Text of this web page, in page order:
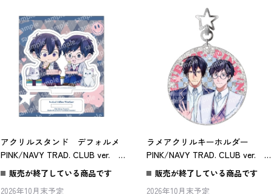
アクリルスタンド デフォルメ
PINK/NAVY TRAD. CLUB ver. 異
世界の沙汰は社畜次第
販売が終了している商品です
2026年10月末予定
ラメアクリルキーホルダー
PINK/NAVY TRAD. CLUB ver. 異
世界の沙汰は社畜次第
販売が終了している商品です
2026年10月末予定